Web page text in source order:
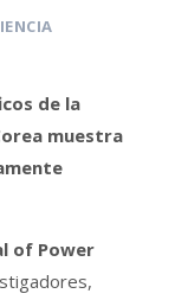
de la
muestra
of Power